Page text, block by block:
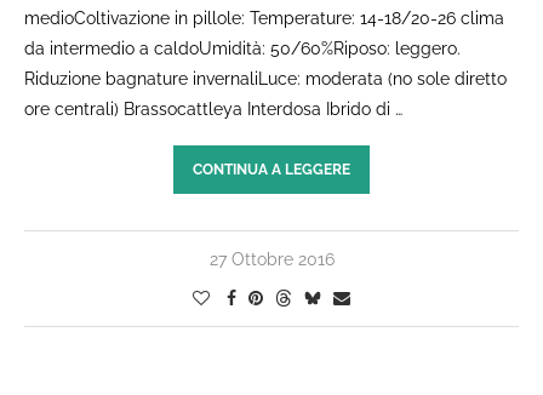
medioColtivazione in pillole: Temperature: 14-18/20-26 clima
da intermedio a caldoUmidità: 50/60%Riposo: leggero.
Riduzione bagnature invernaliLuce: moderata (no sole diretto
ore centrali) Brassocattleya Interdosa Ibrido di …
CONTINUA A LEGGERE
27 Ottobre 2016